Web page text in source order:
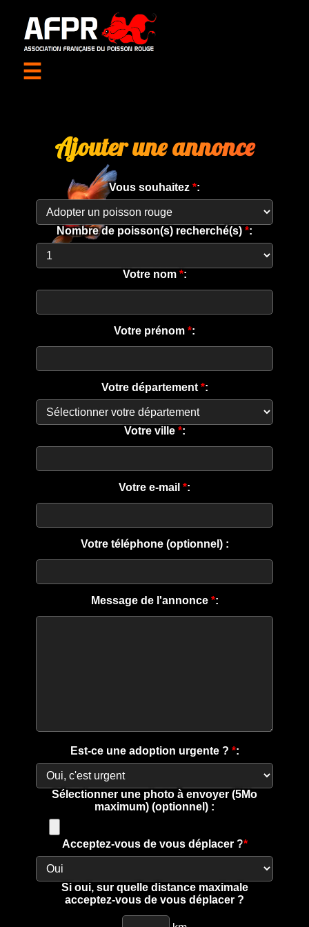
☰
Ajouter une annonce
Vous souhaitez *:
Nombre de poisson(s) recherché(s) *:
Votre nom *:
Votre prénom *:
Votre département *:
Votre ville *:
Votre e-mail *:
Votre téléphone (optionnel) :
Message de l'annonce *:
Est-ce une adoption urgente ? *:
Sélectionner une photo à envoyer (5Mo
maximum) (optionnel) :
Acceptez-vous de vous déplacer ?*
Si oui, sur quelle distance maximale
acceptez-vous de vous déplacer ?